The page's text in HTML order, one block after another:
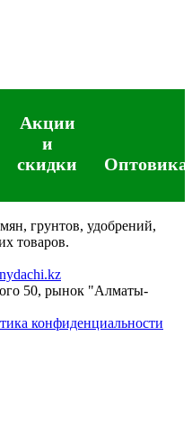
Акции
и
скидки
грунтов, удобрений,
товаров.
50, рынок "Алматы-
конфиденциальности